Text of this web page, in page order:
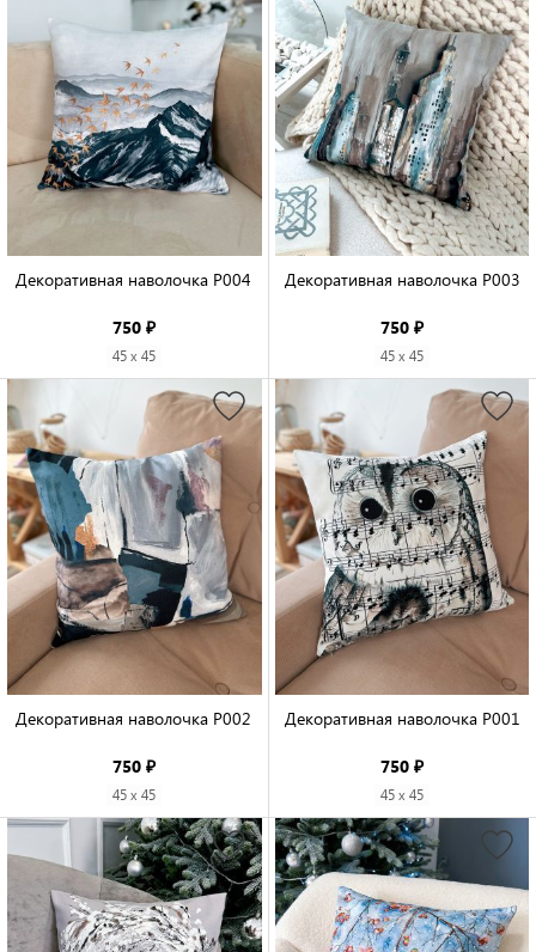
Декоративная наволочка P004
750 ₽
45 x 45
Декоративная наволочка P003
750 ₽
45 x 45
Декоративная наволочка P002
750 ₽
45 x 45
Декоративная наволочка P001
750 ₽
45 x 45